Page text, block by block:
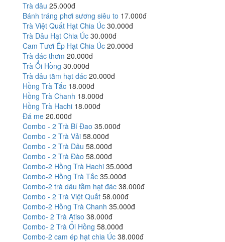
Trà dâu 25.000đ
Bánh tráng phơi sương siêu to 17.000đ
Trà Việt Quất Hạt Chia Úc 30.000đ
Trà Dâu Hạt Chia Úc 30.000đ
Cam Tươi Ép Hạt Chia Úc 20.000đ
Trà đác thơm 20.000đ
Trà Ổi Hồng 30.000đ
Trà dâu tằm hạt đác 20.000đ
Hồng Trà Tắc 18.000đ
Hồng Trà Chanh 18.000đ
Hồng Trà Hachi 18.000đ
Đá me 20.000đ
Combo - 2 Trà Bí Đao 35.000đ
Combo - 2 Trà Vải 58.000đ
Combo - 2 Trà Dâu 58.000đ
Combo - 2 Trà Đào 58.000đ
Combo-2 Hồng Trà Hachi 35.000đ
Combo-2 Hồng Trà Tắc 35.000đ
Combo-2 trà dâu tằm hạt đác 38.000đ
Combo - 2 Trà Việt Quất 58.000đ
Combo-2 Hồng Trà Chanh 35.000đ
Combo- 2 Trà Atiso 38.000đ
Combo- 2 Trà Ổi Hồng 58.000đ
Combo-2 cam ép hạt chia Úc 38.000đ